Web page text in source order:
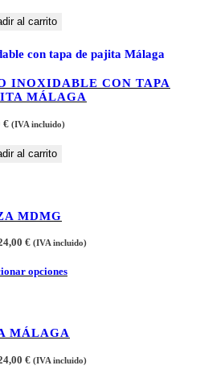
al carrito
INOXIDABLE CON TAPA
MÁLAGA
€ (IVA incluido)
al carrito
MDMG
€Rango
precios:
24,00 €
(IVA incluido)
opciones
MÁLAGA
€Rango
(IVA incluido)